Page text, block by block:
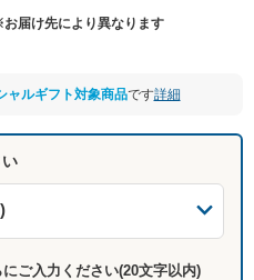
届け先により異なります
ャルギフト対象商品です詳細
ご入力ください(20文字以内)